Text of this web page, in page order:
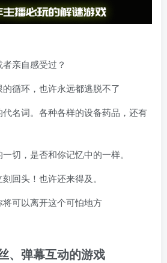
亲自感受过？
循环，也许永远都逃脱不了
名词。各种各样的设备药品，还有
切，是否和你记忆中的一样。
回头！也许还来得及。
可以离开这个可怕地方
、弹幕互动的游戏